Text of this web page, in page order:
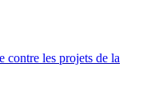
contre les projets de la